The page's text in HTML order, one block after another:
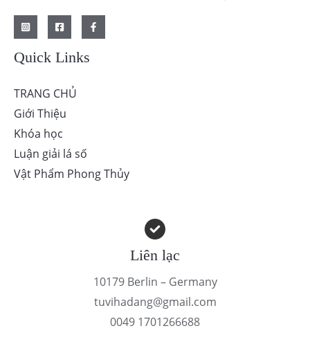
Quick Links
TRANG CHỦ
Giới Thiệu
Khóa học
Luận giải lá số
Vật Phẩm Phong Thủy
Liên lạc
10179 Berlin – Germany
tuvihadang@gmail.com
0049 1701266688